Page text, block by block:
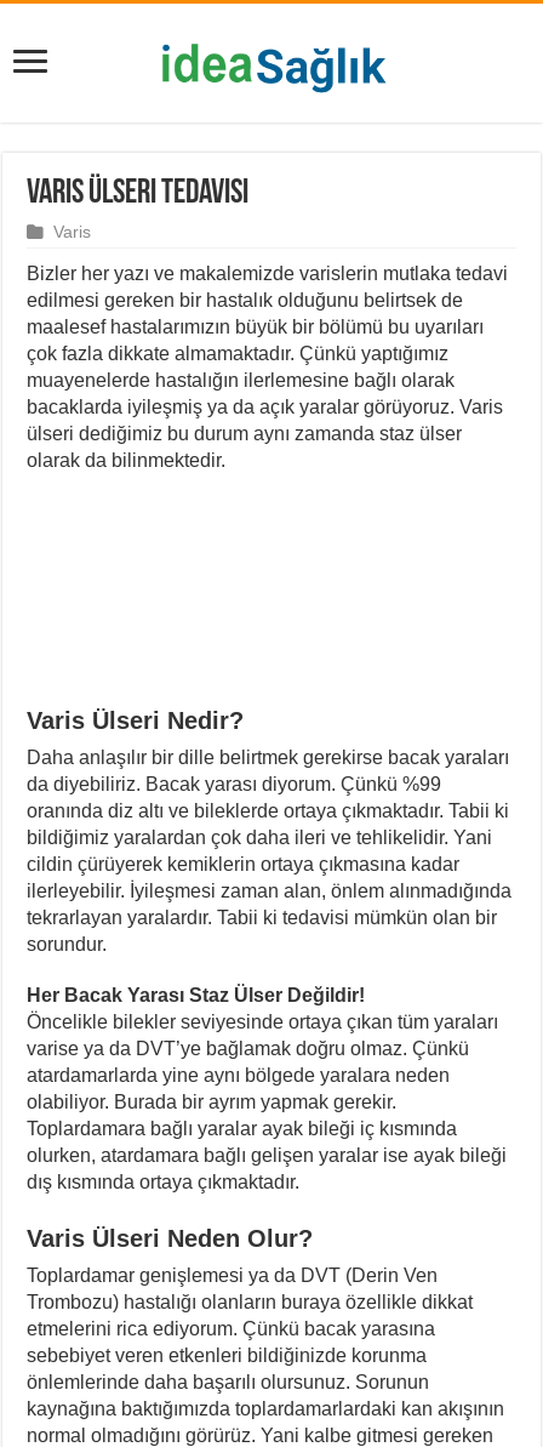
Varis Ülseri Tedavisi
Varis
Bizler her yazı ve makalemizde varislerin mutlaka tedavi
edilmesi gereken bir hastalık olduğunu belirtsek de
maalesef hastalarımızın büyük bir bölümü bu uyarıları
çok fazla dikkate almamaktadır. Çünkü yaptığımız
muayenelerde hastalığın ilerlemesine bağlı olarak
bacaklarda iyileşmiş ya da açık yaralar görüyoruz. Varis
ülseri dediğimiz bu durum aynı zamanda staz ülser
olarak da bilinmektedir.
Varis Ülseri Nedir?
Daha anlaşılır bir dille belirtmek gerekirse bacak yaraları
da diyebiliriz. Bacak yarası diyorum. Çünkü %99
oranında diz altı ve bileklerde ortaya çıkmaktadır. Tabii ki
bildiğimiz yaralardan çok daha ileri ve tehlikelidir. Yani
cildin çürüyerek kemiklerin ortaya çıkmasına kadar
ilerleyebilir. İyileşmesi zaman alan, önlem alınmadığında
tekrarlayan yaralardır. Tabii ki tedavisi mümkün olan bir
sorundur.
Her Bacak Yarası Staz Ülser Değildir!
Öncelikle bilekler seviyesinde ortaya çıkan tüm yaraları
varise ya da DVT’ye bağlamak doğru olmaz. Çünkü
atardamarlarda yine aynı bölgede yaralara neden
olabiliyor. Burada bir ayrım yapmak gerekir.
Toplardamara bağlı yaralar ayak bileği iç kısmında
olurken, atardamara bağlı gelişen yaralar ise ayak bileği
dış kısmında ortaya çıkmaktadır.
Varis Ülseri Neden Olur?
Toplardamar genişlemesi ya da DVT (Derin Ven
Trombozu) hastalığı olanların buraya özellikle dikkat
etmelerini rica ediyorum. Çünkü bacak yarasına
sebebiyet veren etkenleri bildiğinizde korunma
önlemlerinde daha başarılı olursunuz. Sorunun
kaynağına baktığımızda toplardamarlardaki kan akışının
normal olmadığını görürüz. Yani kalbe gitmesi gereken